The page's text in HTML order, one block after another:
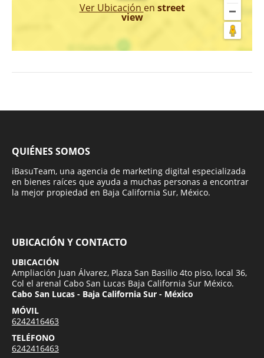
Ver Ubicación en street
view
QUIÉNES SOMOS
iBasuTeam, una agencia de marketing digital especializada
en bienes raíces que ayuda a muchas personas a encontrar
la mejor propiedad en Baja California Sur, México.
UBICACIÓN Y CONTACTO
UBICACIÓN
Ampliación Juan Álvarez, Plaza San Basilio 4to piso, local 36,
Col el arenal Cabo San Lucas Baja California Sur México.
Cabo San Lucas - Baja California Sur - México
MÓVIL
6242416463
TELÉFONO
6242416463